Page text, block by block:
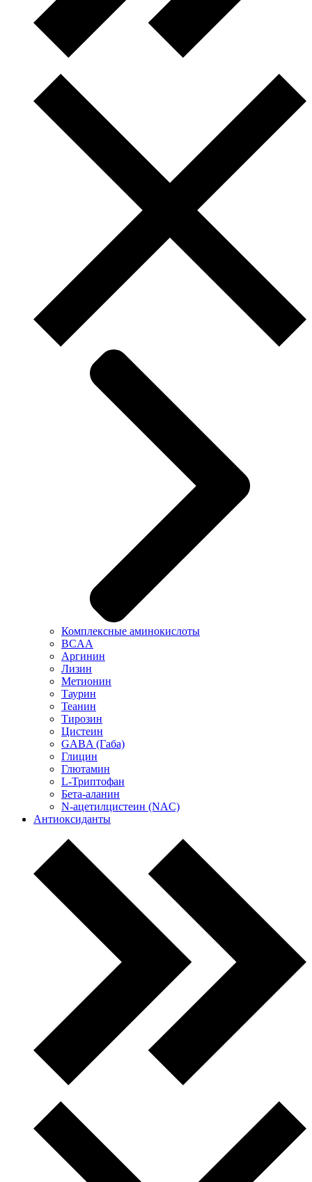
Комплексные аминокислоты
BCAA
Аргинин
Лизин
Метионин
Таурин
Теанин
Тирозин
Цистеин
GABA (Габа)
Глицин
Глютамин
L-Триптофан
Бета-аланин
N-ацетилцистеин (NAC)
Антиоксиданты